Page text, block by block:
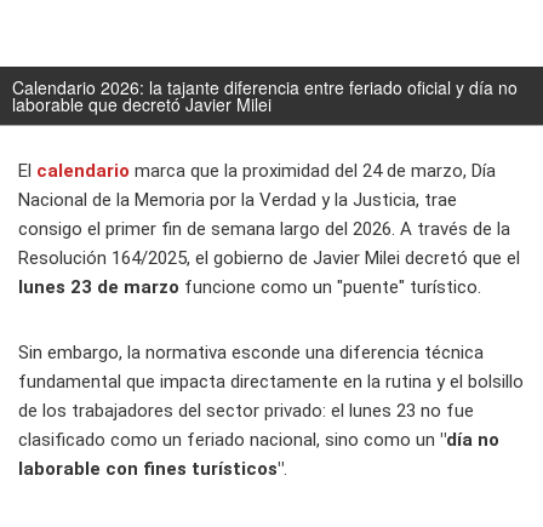
Calendario 2026: la tajante diferencia entre feriado oficial y día no
laborable que decretó Javier Milei
El calendario marca que la proximidad del 24 de marzo, Día
Nacional de la Memoria por la Verdad y la Justicia, trae
consigo el primer fin de semana largo del 2026. A través de la
Resolución 164/2025, el gobierno de Javier Milei decretó que el
lunes 23 de marzo funcione como un "puente" turístico.
Sin embargo, la normativa esconde una diferencia técnica
fundamental que impacta directamente en la rutina y el bolsillo
de los trabajadores del sector privado: el lunes 23 no fue
clasificado como un feriado nacional, sino como un "día no
laborable con fines turísticos".